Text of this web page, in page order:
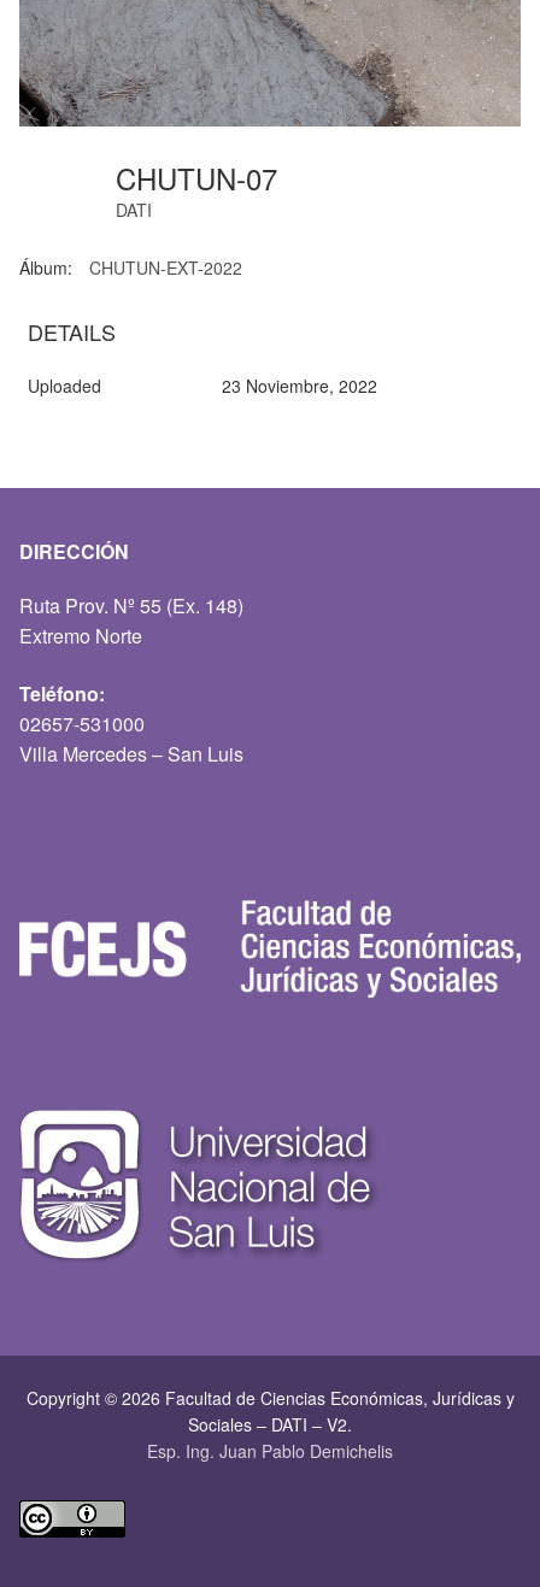
CHUTUN-07
DATI
Álbum: CHUTUN-EXT-2022
DETAILS
Uploaded 23 Noviembre, 2022
DIRECCIÓN
Ruta Prov. Nº 55 (Ex. 148)
Extremo Norte
Teléfono:
02657-531000
Villa Mercedes – San Luis
Copyright © 2026 Facultad de Ciencias Económicas, Jurí­dicas y
Sociales – DATI – V2.
Esp. Ing. Juan Pablo Demichelis